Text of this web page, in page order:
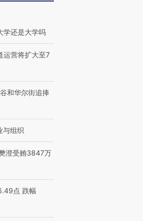
走私7万
内含3种
视线｜被称为“蟑螂”的印
度Z世代 用街头抗争将教
找100种
式·第三对
住三大增长引擎是什么？
学还是大学吗
运营将扩大至7
和华尔街追捧
与组织
澄受贿3847万
点 跌幅